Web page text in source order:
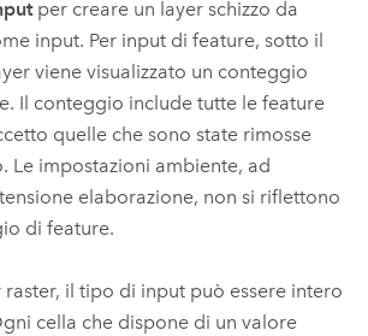
per creare un layer schizzo da
input. Per input di feature, sotto il
viene visualizzato un conteggio
Il conteggio include tutte le feature
quelle che sono state rimosse
Le impostazioni ambiente, ad
elaborazione, non si riflettono
di feature.
raster, il tipo di input può essere intero
cella che dispone di un valore